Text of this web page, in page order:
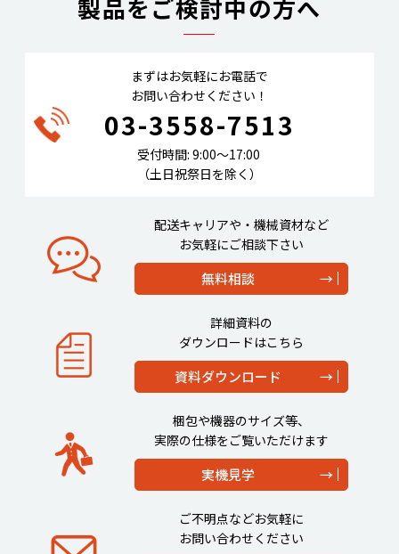
製品をご検討中の方へ
まずはお気軽にお電話で
お問い合わせください！
03-3558-7513
受付時間: 9:00〜17:00
（土日祝祭日を除く）
無料相談
配送キャリアや・機械資材など
お気軽にご相談下さい
資料ダウンロード
詳細資料の
ダウンロードはこちら
実機見学
梱包や機器のサイズ等、
実際の仕様をご覧いただけます
ご不明点などお気軽に
お問い合わせください